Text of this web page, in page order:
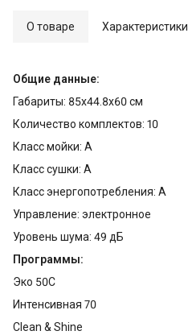
О товаре Характеристики
Общие данные:
Габариты: 85x44.8x60 см
Количество комплектов: 10
Класс мойки: A
Класс сушки: A
Класс энергопотребления: A
Управление: электронное
Уровень шума: 49 дБ
Программы:
Эко 50C
Интенсивная 70
Clean & Shine